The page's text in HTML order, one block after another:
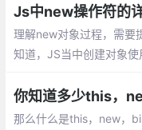
指向该实例obj；3. 返回
Js中new操作符的
理解new对象过程，需要
知道，JS当中创建对象
你知道多少this，
那么什么是this，new，